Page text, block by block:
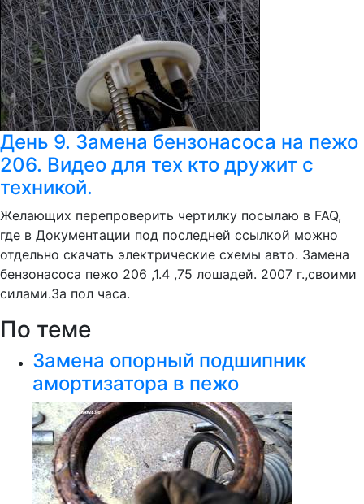
День 9. Замена бензонасоса на пежо
206. Видео для тех кто дружит с
техникой.
Желающих перепроверить чертилку посылаю в FAQ,
где в Документации под последней ссылкой можно
отдельно скачать электрические схемы авто. Замена
бензонасоса пежо 206 ,1.4 ,75 лошадей. 2007 г.,своими
силами.За пол часа.
По теме
Замена опорный подшипник
амортизатора в пежо